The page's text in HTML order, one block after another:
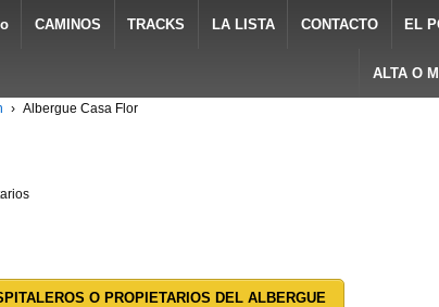
CAMINOS TRACKS LA LISTA CONTACTO EL
ALTA O
› Albergue Casa Flor
O PROPIETARIOS DEL ALBERGUE